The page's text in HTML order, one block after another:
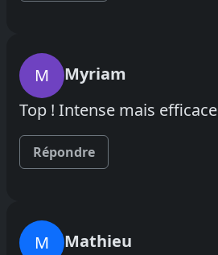
M
Myriam
Top ! Intense mais efficace
Répondre
M
Mathieu